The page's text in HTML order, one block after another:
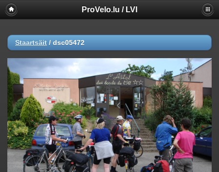
ProVelo.lu / LVI
Staartsäit / dsc05472